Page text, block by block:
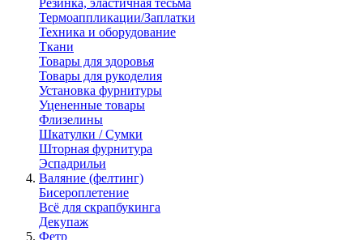
Резинка, эластичная тесьма
Термоаппликации/Заплатки
Техника и оборудование
Ткани
Товары для здоровья
Товары для рукоделия
Установка фурнитуры
Уцененные товары
Флизелины
Шкатулки / Сумки
Шторная фурнитура
Эспадрильи
Валяние (фелтинг)
Бисероплетение
Всё для скрапбукинга
Декупаж
Фетр